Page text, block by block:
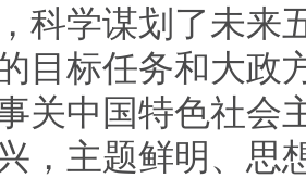
科学谋划了未来
目标任务和大政
关中国特色社会
，主题鲜明、思